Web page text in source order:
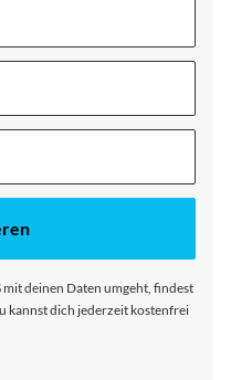
deinen Daten umgeht, findest
kannst dich jederzeit kostenfrei